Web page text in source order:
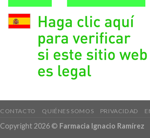
CONTACTO QUIÉNES SOMOS PRIVACIDAD
Copyright 2026 © Farmacia Ignacio Ramírez